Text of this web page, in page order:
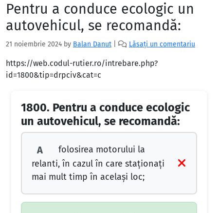
Pentru a conduce ecologic un
autovehicul, se recomandă:
21 noiembrie 2024 by Balan Danut Lăsați un comentariu
https://web.codul-rutier.ro/intrebare.php?
id=1800&tip=drpciv&cat=c
1800. Pentru a conduce ecologic
un autovehicul, se recomandă:
A
folosirea motorului la
relanti, în cazul în care staţionaţi
mai mult timp în acelaşi loc;